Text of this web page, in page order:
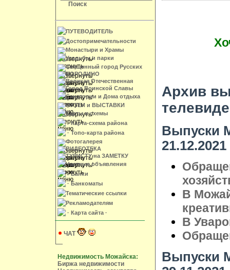
Поиск
ПУТЕВОДИТЕЛЬ
Достопримечательности
Монастыри и Храмы
Усадьбы и парки
Священный город Русских
БОРОДИНО
Великая Отечественная
Город Воинской Славы
Санатории и Дома отдыха
МУЗЕИ и ВЫСТАВКИ
Карты и схемы
· Карта-схема района
· Топо-карта района
Фотогалерея
ВИДЕОТЕКА
ТУРИСТУ на ЗАМЕТКУ
Частные объявления
· Банки
· Банкоматы
Тематические ссылки
Рекламодателям
· Карта сайта ·
ЧАТ
Недвижимость Можайска:
Биржа недвижимости
Архив
Выпуски
21.12.2021
В
В
Выпуски